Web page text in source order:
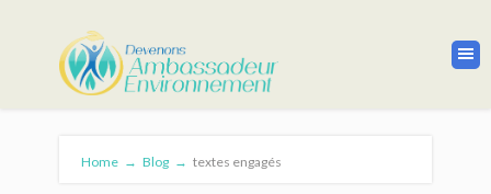
Home → Blog → textes engagés